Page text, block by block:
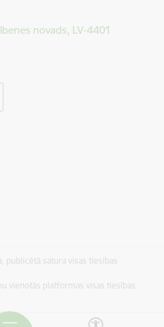
novads, LV-4401
publicētā satura visas tiesības
vienotās platformas visas tiesības